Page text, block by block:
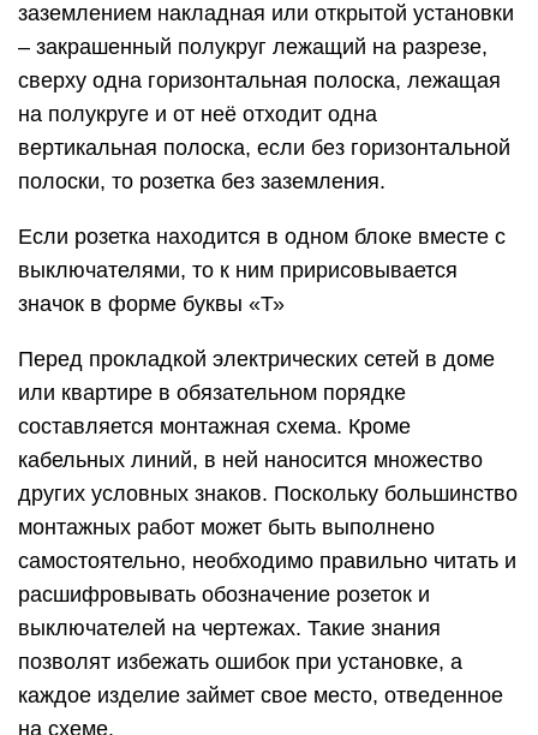
заземлением накладная или открытой установки
– закрашенный полукруг лежащий на разрезе,
сверху одна горизонтальная полоска, лежащая
на полукруге и от неё отходит одна
вертикальная полоска, если без горизонтальной
полоски, то розетка без заземления.
Если розетка находится в одном блоке вместе с
выключателями, то к ним пририсовывается
значок в форме буквы «Т»
Перед прокладкой электрических сетей в доме
или квартире в обязательном порядке
составляется монтажная схема. Кроме
кабельных линий, в ней наносится множество
других условных знаков. Поскольку большинство
монтажных работ может быть выполнено
самостоятельно, необходимо правильно читать и
расшифровывать обозначение розеток и
выключателей на чертежах. Такие знания
позволят избежать ошибок при установке, а
каждое изделие займет свое место, отведенное
на схеме.